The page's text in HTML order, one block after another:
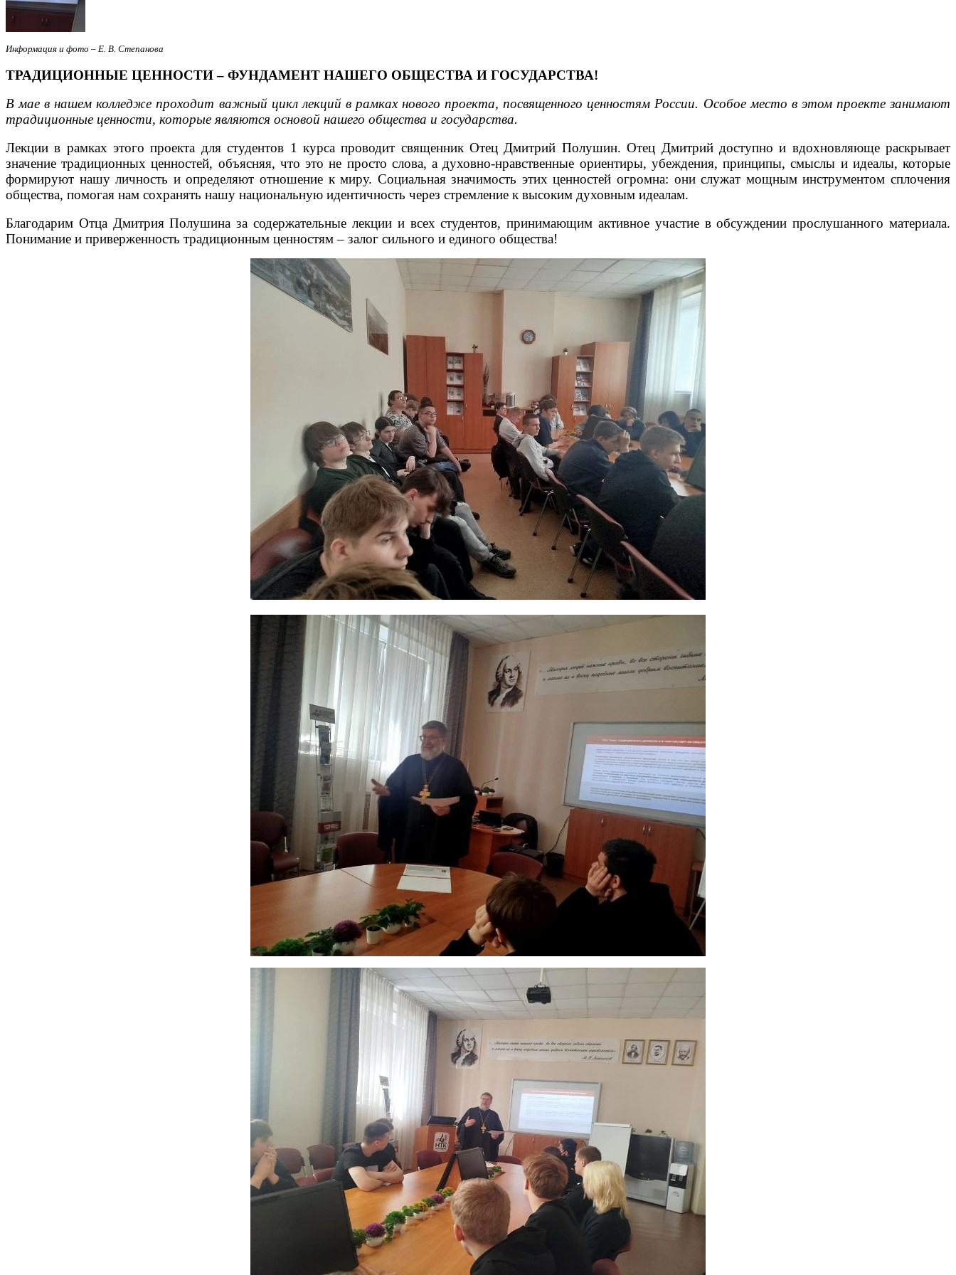
Информация и фото – Е. В. Степанова
ТРАДИЦИОННЫЕ ЦЕННОСТИ – ФУНДАМЕНТ НАШЕГО ОБЩЕСТВА И ГОСУДАРСТВА!
В мае в нашем колледже проходит важный цикл лекций в рамках нового проекта, посвященного ценностям России. Особое место в этом проекте занимают
традиционные ценности, которые являются основой нашего общества и государства.
Лекции в рамках этого проекта для студентов 1 курса проводит священник Отец Дмитрий Полушин. Отец Дмитрий доступно и вдохновляюще раскрывает
значение традиционных ценностей, объясняя, что это не просто слова, а духовно-нравственные ориентиры, убеждения, принципы, смыслы и идеалы, которые
формируют нашу личность и определяют отношение к миру. Социальная значимость этих ценностей огромна: они служат мощным инструментом сплочения
общества, помогая нам сохранять нашу национальную идентичность через стремление к высоким духовным идеалам.
Благодарим Отца Дмитрия Полушина за содержательные лекции и всех студентов, принимающим активное участие в обсуждении прослушанного материала.
Понимание и приверженность традиционным ценностям – залог сильного и единого общества!